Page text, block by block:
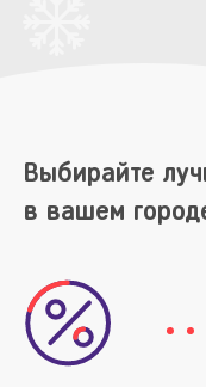
Выбирайте
в вашем